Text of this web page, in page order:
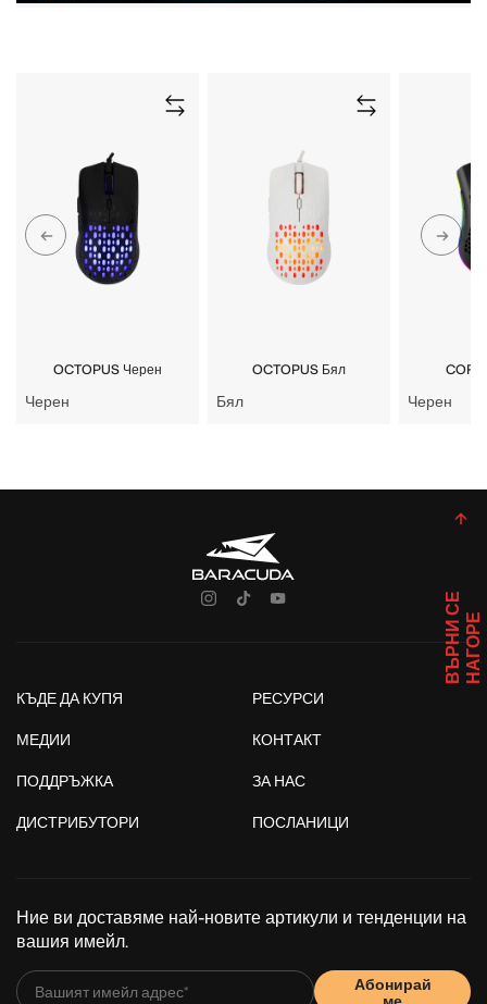
OCTOPUS Черен
Черен
OCTOPUS Бял
Бял Черен
КЪДЕ ДА КУПЯ
РЕСУРСИ
МЕДИИ
КОНТАКТ
ПОДДРЪЖКА
ЗА НАС
ДИСТРИБУТОРИ
ПОСЛАНИЦИ
Ние ви доставяме най-новите артикули и тенденции на
вашия имейл.
Абонирай
ме
В
Ъ
Р
Н
И
С
Е
Н
А
Г
О
РЕ